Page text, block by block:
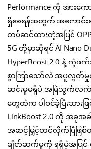
Performance ကို အားကေ
ရှိစေရန်အတွက် အကောင်းဆုံး
တပ်ဆင်ထားတဲ့အပြင် OPPO
5G တို့မှာဆိုရင် AI Nano
HyperBoost 2.0 နဲ့ တွဲဖက်
စွာကြာသော်လဲ အပူလွှတ်မှု
ဆင်းမှုမရှိပဲ အမြဲသွက်လက်
တွေထဲက ပါဝင်ခဲ့ပြီးသားဖ
LinkBoost 2.0 ကို အခုအခ
အဆင့်မြှင့်တင်လိုက်ပြီဖြစ်
ချိတ်ဆက်မှုကို ရရှိမဲ့အပြ